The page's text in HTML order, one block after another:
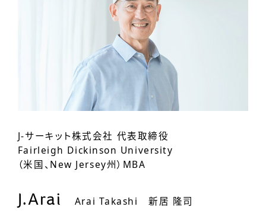
J-サーキット株式会社 代表取締役
Fairleigh Dickinson University
（米国、New Jersey州）MBA
J.Arai Arai Takashi 新居 隆司